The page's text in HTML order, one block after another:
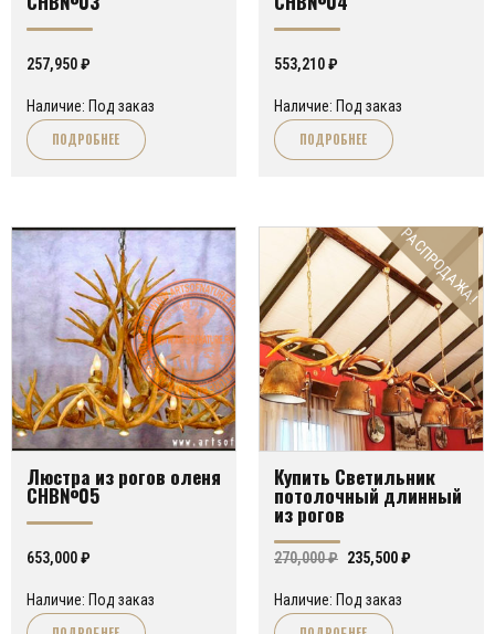
257,950₽
Наличие: Под заказ
ПОДРОБНЕЕ
553,210₽
Наличие: Под заказ
ПОДРОБНЕЕ
Люстра из рогов оленя
CHB№05
653,000₽
Наличие: Под заказ
РАСПРОДАЖА!
Купить Светильник
потолочный длинный
из рогов
270,000₽ Первоначальная
составляла
235,500₽Текущая
Наличие: Под заказ